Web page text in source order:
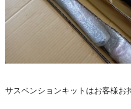
サスペンションキットはお客様お